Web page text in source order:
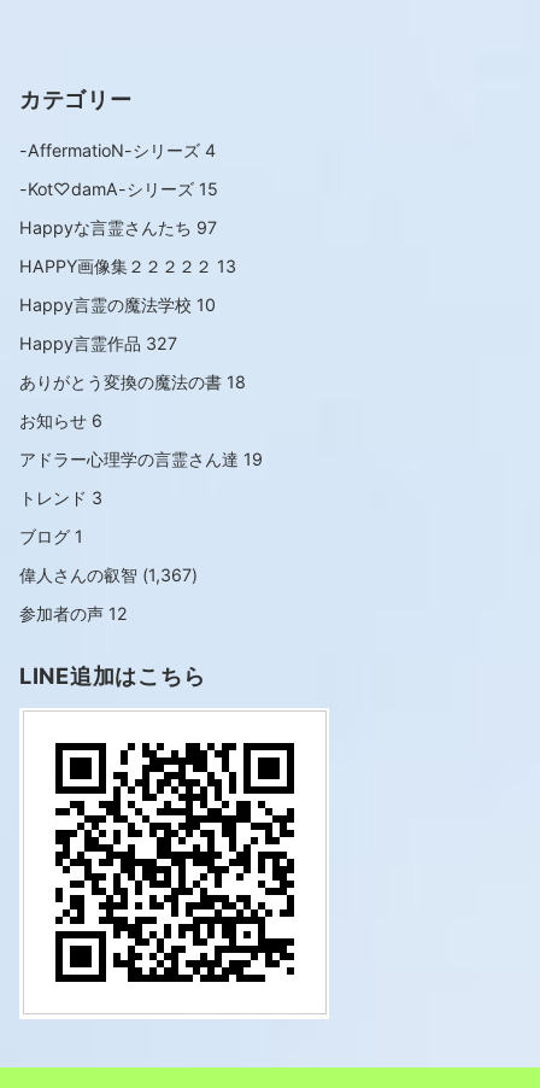
カテゴリー
-AffermatioN-シリーズ 4
-Kot♡damA-シリーズ 15
Happyな言霊さんたち 97
HAPPY画像集２２２２２ 13
Happy言霊の魔法学校 10
Happy言霊作品 327
ありがとう変換の魔法の書 18
お知らせ 6
アドラー心理学の言霊さん達 19
トレンド 3
ブログ 1
偉人さんの叡智 (1,367)
参加者の声 12
LINE追加はこちら